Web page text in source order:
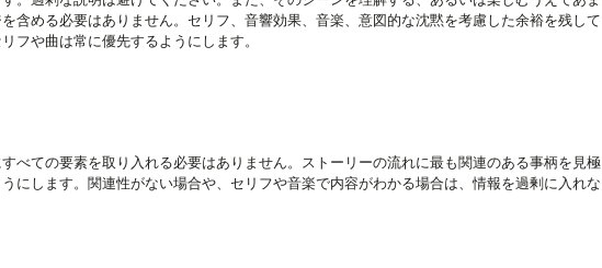
含める必要はありません。セリフ、音響効果、音楽、意図的な沈黙を考慮した余裕を残して
フや曲は常に優先するようにします。
べての要素を取り入れる必要はありません。ストーリーの流れに最も関連のある事柄を見極
にします。関連性がない場合や、セリフや音楽で内容がわかる場合は、情報を過剰に入れな